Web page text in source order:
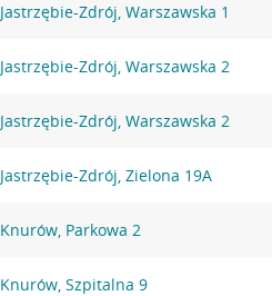
Jastrzębie-Zdrój, Warszawska 1
Jastrzębie-Zdrój, Warszawska 2
Jastrzębie-Zdrój, Warszawska 2
Jastrzębie-Zdrój, Zielona 19A
Knurów, Parkowa 2
Knurów, Szpitalna 9